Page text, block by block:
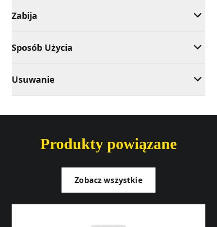
Zabija
Sposób Użycia
Usuwanie
Produkty powiązane
Zobacz wszystkie